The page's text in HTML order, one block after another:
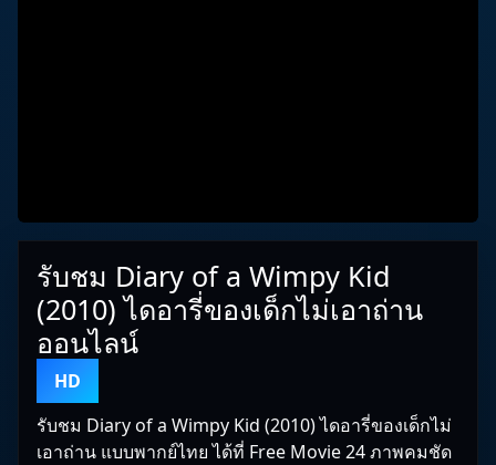
รับชม Diary of a Wimpy Kid
(2010) ไดอารี่ของเด็กไม่เอาถ่าน
ออนไลน์
HD
รับชม Diary of a Wimpy Kid (2010) ไดอารี่ของเด็กไม่
เอาถ่าน แบบพากย์ไทย ได้ที่ Free Movie 24 ภาพคมชัด